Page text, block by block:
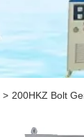
> 200HKZ Bolt